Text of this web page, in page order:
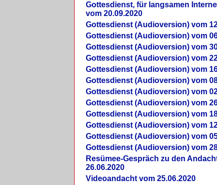
Gottesdienst, für langsamen
vom 20.09.2020
Gottesdienst (Audioversion) vom
Gottesdienst (Audioversion) vom
Gottesdienst (Audioversion) vom
Gottesdienst (Audioversion) vom
Gottesdienst (Audioversion) vom
Gottesdienst (Audioversion) vom
Gottesdienst (Audioversion) vom
Gottesdienst (Audioversion) vom
Gottesdienst (Audioversion) vom
Gottesdienst (Audioversion) vom
Gottesdienst (Audioversion) vom
Gottesdienst (Audioversion) vom
Re­sü­mee-Gespräch zu den
26.06.2020
Videoandacht vom 25.06.2020